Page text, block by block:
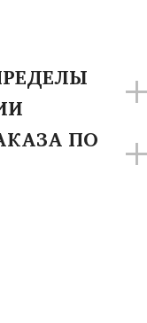
ПО